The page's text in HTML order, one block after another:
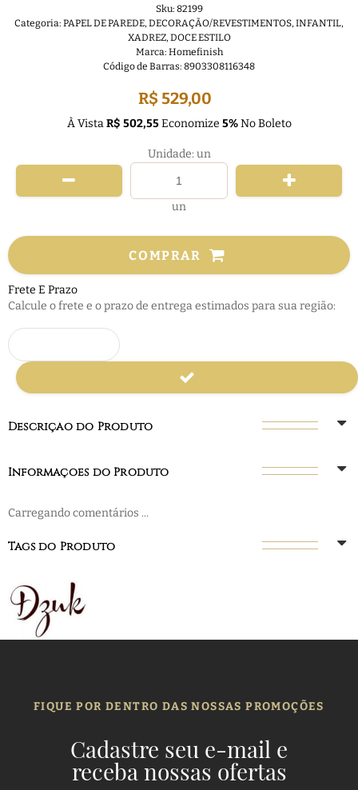
Sku: 82199
Categoria: PAPEL DE PAREDE,DECORAÇÃO/REVESTIMENTOS,INFANTIL,
XADREZ,DOCE ESTILO
Marca: Homefinish
Código de Barras: 8903308116348
R$ 529,00
À VistaR$ 502,55Economize 5%No Boleto
Unidade: un
un
COMPRAR
Frete E Prazo
Calcule o frete e o prazo de entrega estimados para sua região:
Descrição do Produto
Informações do Produto
Carregando comentários ...
Tags do Produto
FIQUE POR DENTRO DAS NOSSAS PROMOÇÕES
Cadastre seu e-mail e
receba nossas ofertas